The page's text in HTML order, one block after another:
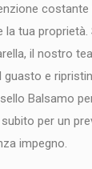
tua proprietà.
il nostro
e
Balsamo
per un
impegno.